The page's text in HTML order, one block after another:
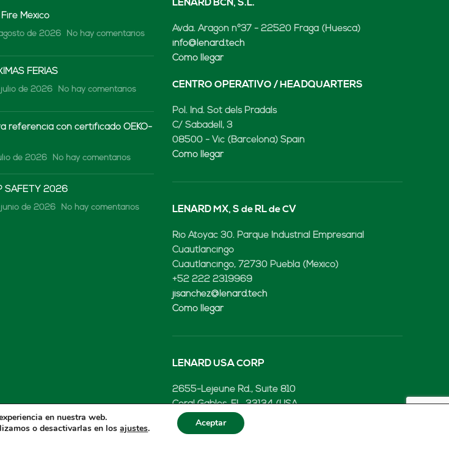
Fire México
de 2026 No hay comentarios
FERIAS
julio de 2026 No hay comentarios
referencia con certificado OEKO-
de 2026 No hay comentarios
SAFETY 2026
junio de 2026 No hay comentarios
LENARD BCN, S.L.
Avda. Aragón nº37 - 22520 Fraga (Huesca)
info@lenard.tech
Cómo llegar
CENTRO OPERATIVO / HEADQUARTERS
Pol. Ind. Sot dels Pradals
C/ Sabadell, 3
08500 - Vic (Barcelona) Spain
Cómo llegar
LENARD MX, S de RL de CV
Rio Atoyac 30. Parque Industrial Empresarial
Cuautlancingo
Cuautlancingo, 72730 Puebla (México)
+52 222 2319969
jisanchez@lenard.tech
Cómo llegar
LENARD USA CORP
2655-Lejeune Rd., Suite 810
Coral Gables, FL. 33134 (USA
+52 222 2319969
fcastejon@lenard.tech
en nuestra web.
o desactivarlas en losajustes. Aceptar